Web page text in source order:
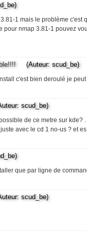
1 mais le problème
nmap 3.81-1 pouvez
(Auteur: scud_be)
c'est bien deroulé je
scud_be)
de ce metre sur
avec le cd 1 no-us ? et
que par ligne de
scud_be)